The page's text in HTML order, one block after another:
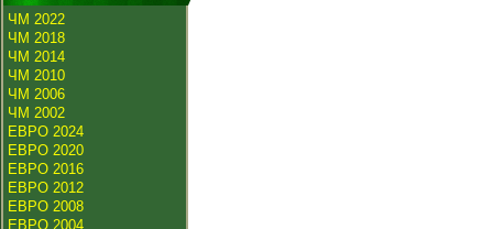
ЧМ 2022
ЧМ 2018
ЧМ 2014
ЧМ 2010
ЧМ 2006
ЧМ 2002
ЕВРО 2024
ЕВРО 2020
ЕВРО 2016
ЕВРО 2012
ЕВРО 2008
ЕВРО 2004